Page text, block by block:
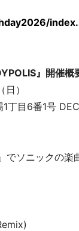
』開催概
）
丁目6番1号
ソニックの楽